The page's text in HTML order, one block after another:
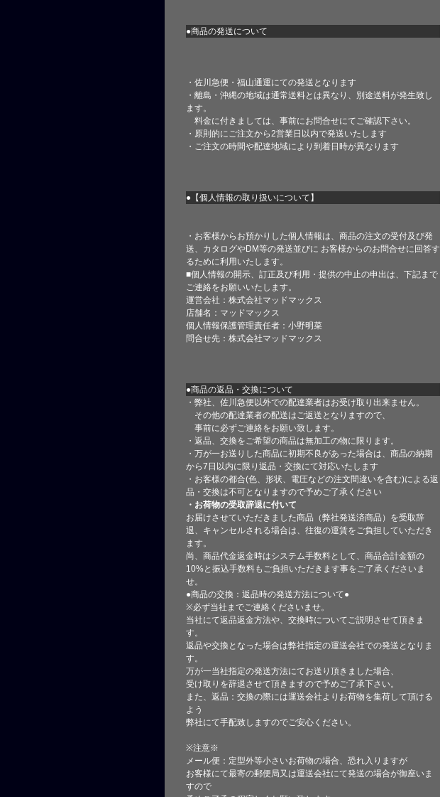
●商品の発送について
・佐川急便・福山通運にての発送となります
・離島・沖縄の地域は通常送料とは異なり、別途送料が発生致し
ます。
料金に付きましては、事前にお問合せにてご確認下さい。
・原則的にご注文から2営業日以内で発送いたします
・ご注文の時間や配達地域により到着日時が異なります
●【個人情報の取り扱いについて】
・お客様からお預かりした個人情報は、商品の注文の受付及び発
送、カタログやDM等の発送並びに お客様からのお問合せに回答す
るために利用いたします。
■個人情報の開示、訂正及び利用・提供の中止の申出は、下記まで
ご連絡をお願いいたします。
運営会社：株式会社マッドマックス
店舗名：マッドマックス
個人情報保護管理責任者：小野明菜
問合せ先：株式会社マッドマックス
●商品の返品・交換について
・弊社、佐川急便以外での配達業者はお受け取り出来ません。
その他の配達業者の配送はご返送となりますので、
事前に必ずご連絡をお願い致します。
・返品、交換をご希望の商品は無加工の物に限ります。
・万が一お送りした商品に初期不良があった場合は、商品の納期
から7日以内に限り返品・交換にて対応いたします
・お客様の都合(色、形状、電圧などの注文間違いを含む)による返
品・交換は不可となりますので予めご了承ください
・お荷物の受取辞退に付いて
お届けさせていただきました商品（弊社発送済商品）を受取辞
退、キャンセルされる場合は、往復の運賃をご負担していただき
ます。
尚、商品代金返金時はシステム手数料として、商品合計金額の
10%と振込手数料もご負担いただきます事をご了承くださいま
せ。
●商品の交換：返品時の発送方法について●
※必ず当社までご連絡くださいませ。
当社にて返品返金方法や、交換時についてご説明させて頂きま
す。
返品や交換となった場合は弊社指定の運送会社での発送となりま
す。
万が一当社指定の発送方法にてお送り頂きました場合、
受け取りを辞退させて頂きますので予めご了承下さい。
また、返品：交換の際には運送会社よりお荷物を集荷して頂ける
よう
弊社にて手配致しますのでご安心ください。
※注意※
メール便：定型外等小さいお荷物の場合、恐れ入りますが
お客様にて最寄の郵便局又は運送会社にて発送の場合が御座いま
すので